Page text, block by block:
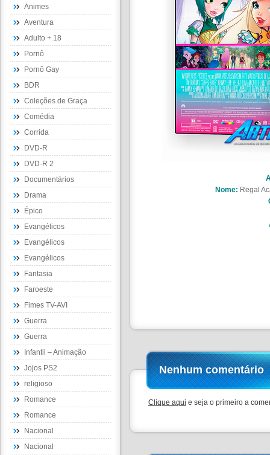
Animes
Aventura
Adulto + 18
Pornô
Pornô Gay
BDR
Coleções de Graça
Comédia
Corrida
DVD-R
DVD-R 2
Documentários
Drama
Épico
Evangélicos
Evangélicos
Evangélicos
Fantasia
Faroeste
Fimes TV-AVI
Guerra
Guerra
Infantil – Animação
Jojos PS2
religioso
Romance
Romance
Nacional
Nacional
Nome: Regal
Nenhum comentário
Clique aqui e seja o primeiro a